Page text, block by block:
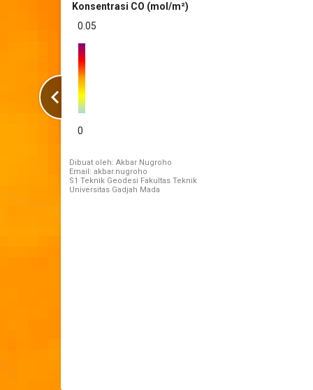
Konsentrasi CO (mol/m²)
0.05
0
Dibuat oleh: Akbar Nugroho
Email: akbar.nugroho
S1 Teknik Geodesi Fakultas Teknik
Universitas Gadjah Mada